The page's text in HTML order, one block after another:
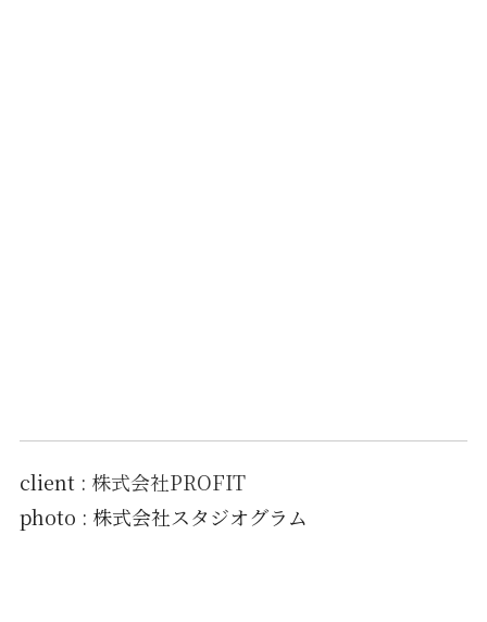
client : 株式会社PROFIT
photo : 株式会社スタジオグラム